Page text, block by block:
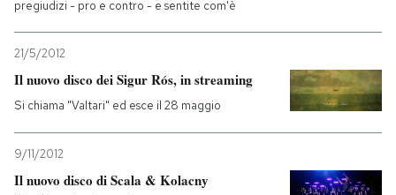
pregiudizi - pro e contro - e sentite com'è
21/5/2012
Il nuovo disco dei Sigur Rós, in streaming
Si chiama "Valtari" ed esce il 28 maggio
9/11/2012
Il nuovo disco di Scala & Kolacny